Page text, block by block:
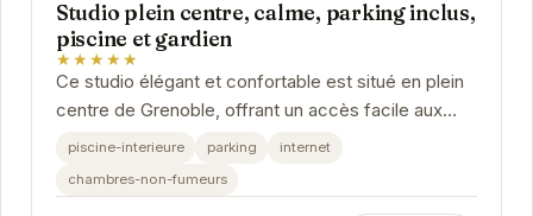
Studio plein centre, calme, parking inclus,
piscine et gardien
★★★★★
Ce studio élégant et confortable est situé en plein
centre de Grenoble, offrant un accès facile aux
attractions de la ville. Avec une piscine...
piscine-interieure parking
internet
chambres-non-fumeurs